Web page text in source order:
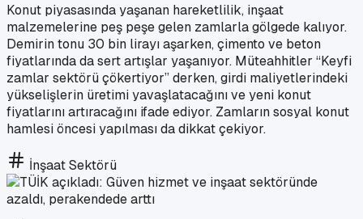
Konut piyasasında yaşanan hareketlilik, inşaat
malzemelerine peş peşe gelen zamlarla gölgede kalıyor.
Demirin tonu 30 bin lirayı aşarken, çimento ve beton
fiyatlarında da sert artışlar yaşanıyor. Müteahhitler “Keyfi
zamlar sektörü çökertiyor” derken, girdi maliyetlerindeki
yükselişlerin üretimi yavaşlatacağını ve yeni konut
fiyatlarını artıracağını ifade ediyor. Zamların sosyal konut
hamlesi öncesi yapılması da dikkat çekiyor.
İnşaat Sektörü